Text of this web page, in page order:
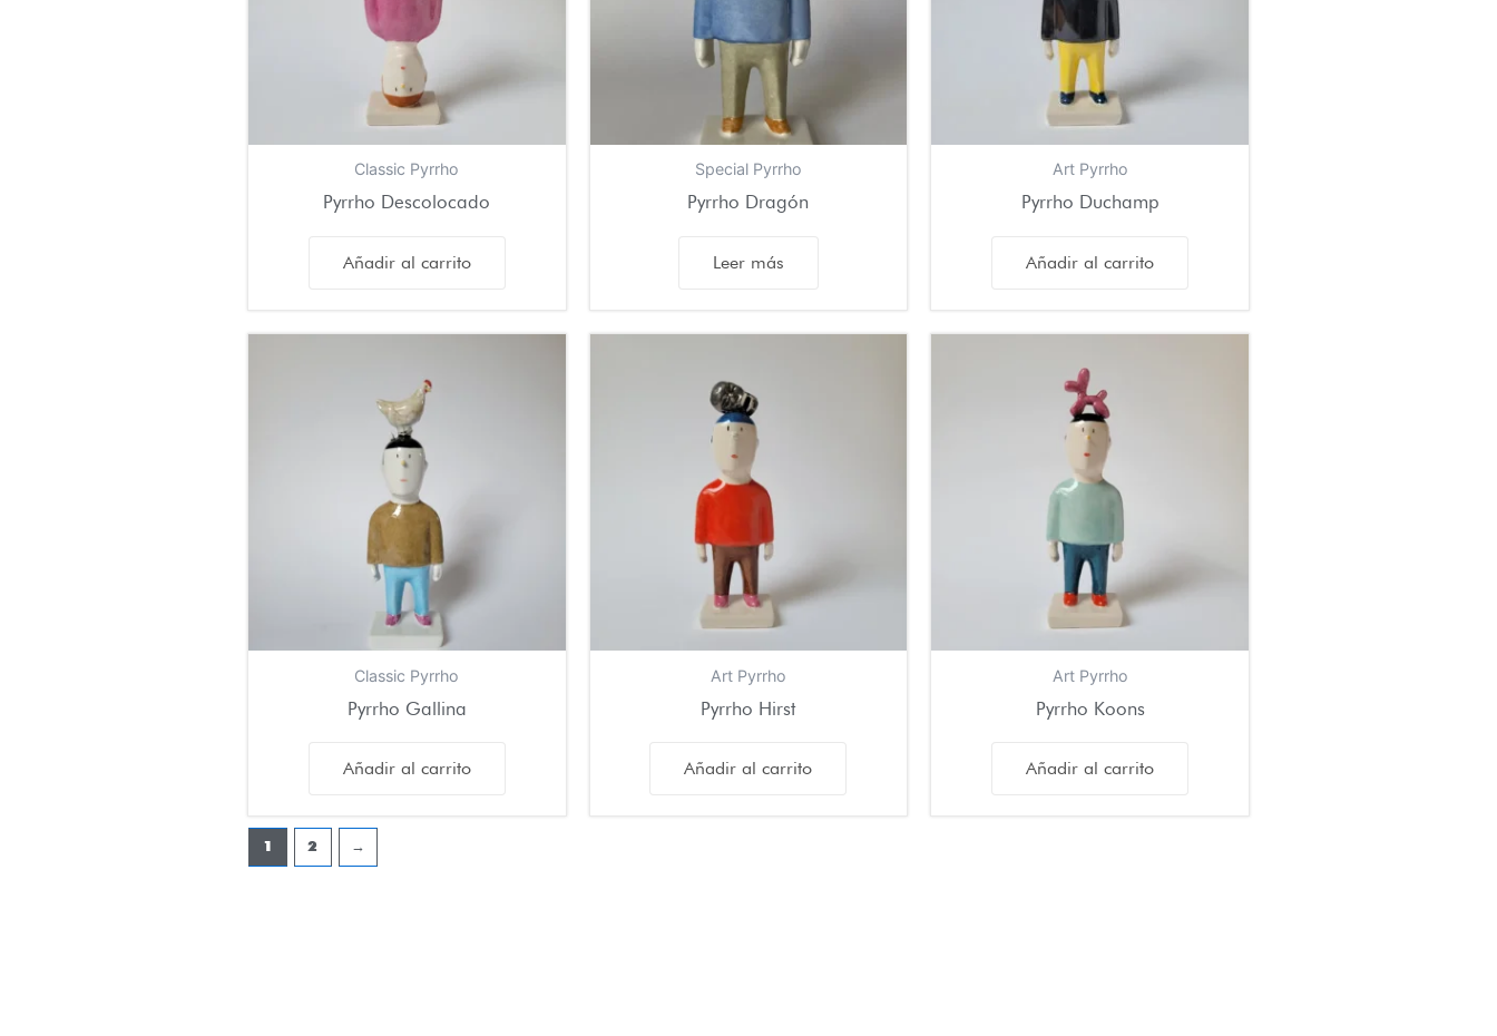
Classic Pyrrho
Pyrrho Descolocado
Añadir al carrito
Special Pyrrho
Pyrrho Dragón
Leer más
Art Pyrrho
Pyrrho Duchamp
Añadir al carrito
Classic Pyrrho
Pyrrho Gallina
Añadir al carrito
Art Pyrrho
Pyrrho Hirst
Añadir al carrito
Art Pyrrho
Pyrrho Koons
Añadir al carrito
1 2 →